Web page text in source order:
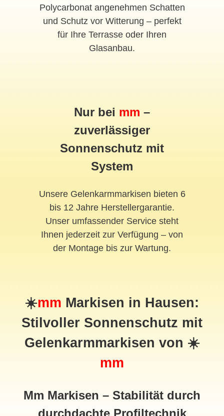
Polycarbonat angenehmen Schatten
und Schutz vor Witterung – perfekt
für Ihre Terrasse oder Ihren
Glasanbau.
Nur bei mm –
zuverlässiger
Sonnenschutz mit
System
Unsere Gelenkarmmarkisen bieten 6
bis 12 Jahre Herstellergarantie.
Unser umfassender Service steht
Ihnen jederzeit zur Verfügung – von
der Montage bis zur Wartung.
☀️mm Markisen in Hausen:
Stilvoller Sonnenschutz mit
Gelenkarmmarkisen von ☀️
mm
Mm Markisen – Stabilität durch